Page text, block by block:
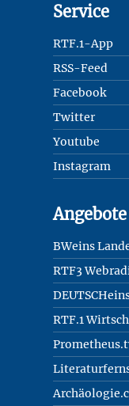
Service
RTF.1-App
RSS-Feed
Facebook
Twitter
Youtube
Instagram
BWeins
RTF3
RTF.1